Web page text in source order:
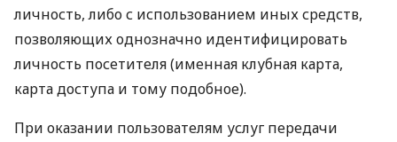
личность, либо с использованием иных средств,
позволяющих однозначно идентифицировать
личность посетителя (именная клубная карта,
карта доступа и тому подобное).
При оказании пользователям услуг передачи